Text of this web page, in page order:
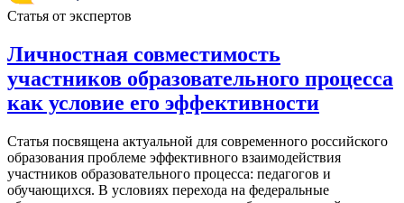
Статья от экспертов
Личностная совместимость
участников образовательного процесса
как условие его эффективности
Статья посвящена актуальной для современного российского
образования проблеме эффективного взаимодействия
участников образовательного процесса: педагогов и
обучающихся. В условиях перехода на федеральные